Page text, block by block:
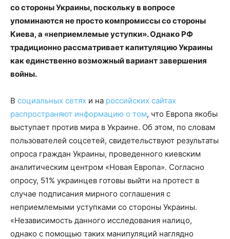
со стороны Украины, поскольку в вопросе
упоминаются не просто компромиссы со стороны
Киева, а «неприемлемые уступки». Однако РФ
традиционно рассматривает капитуляцию Украины
как единственно возможный вариант завершения
войны.
В социальных сетях и на российских сайтах
распространяют информацию о том, что Европа якобы
выступает против мира в Украине. Об этом, по словам
пользователей соцсетей, свидетельствуют результаты
опроса граждан Украины, проведенного киевским
аналитическим центром «Новая Европа». Согласно
опросу, 51% украинцев готовы выйти на протест в
случае подписания мирного соглашения с
неприемлемыми уступками со стороны Украины.
«Независимость данного исследования налицо,
однако с помощью таких манипуляций наглядно